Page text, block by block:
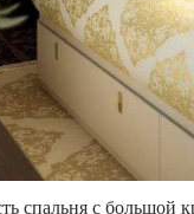
спальня с большой